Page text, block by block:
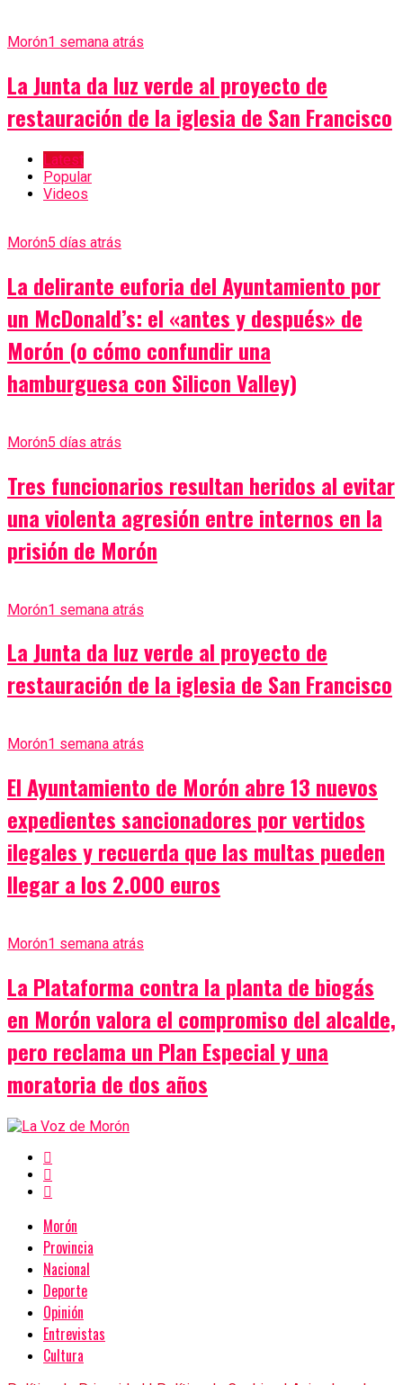
Morón1 semana atrás
La Junta da luz verde al proyecto de
restauración de la iglesia de San Francisco
Latest
Popular
Videos
Morón5 días atrás
La delirante euforia del Ayuntamiento por
un McDonald’s: el «antes y después» de
Morón (o cómo confundir una
hamburguesa con Silicon Valley)
Morón5 días atrás
Tres funcionarios resultan heridos al evitar
una violenta agresión entre internos en la
prisión de Morón
Morón1 semana atrás
La Junta da luz verde al proyecto de
restauración de la iglesia de San Francisco
Morón1 semana atrás
El Ayuntamiento de Morón abre 13 nuevos
expedientes sancionadores por vertidos
ilegales y recuerda que las multas pueden
llegar a los 2.000 euros
Morón1 semana atrás
La Plataforma contra la planta de biogás
en Morón valora el compromiso del alcalde,
pero reclama un Plan Especial y una
moratoria de dos años
Morón
Provincia
Nacional
Deporte
Opinión
Entrevistas
Cultura